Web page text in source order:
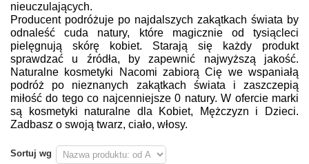
nieuczulających.
Producent podróżuje po najdalszych zakątkach świata by
odnaleść cuda natury, które magicznie od tysiącleci
pielęgnują skórę kobiet. Starają się każdy produkt
sprawdzać u źródła, by zapewnić najwyższą jakość.
Naturalne kosmetyki Nacomi zabiorą Cię we wspaniałą
podróż po nieznanych zakątkach świata i zaszczepią
miłość do tego co najcenniejsze 0 natury. W ofercie marki
są kosmetyki naturalne dla Kobiet, Mężczyzn i Dzieci.
Zadbasz o swoją twarz, ciało, włosy.
Sortuj wg